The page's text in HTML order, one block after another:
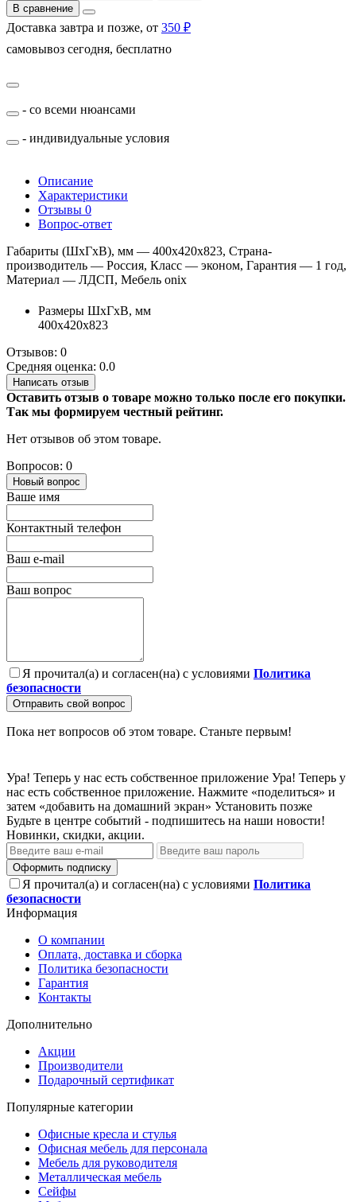
В сравнение
Доставка завтра и позже, от 350 ₽
самовывоз сегодня, бесплатно
- со всеми нюансами
- индивидуальные условия
Описание
Характеристики
Отзывы 0
Вопрос-ответ
Габариты (ШхГхВ), мм — 400х420х823, Страна-
производитель — Россия, Класс — эконом, Гарантия — 1 год,
Материал — ЛДСП, Мебель onix
Размеры ШхГхВ, мм
400х420х823
Отзывов: 0
Средняя оценка: 0.0
Написать отзыв
Оставить отзыв о товаре можно только после его покупки.
Так мы формируем честный рейтинг.
Нет отзывов об этом товаре.
Вопросов: 0
Новый вопрос
Ваше имя
Контактный телефон
Ваш e-mail
Ваш вопрос
Я прочитал(а) и согласен(на) с условиями Политика
безопасности
Отправить свой вопрос
Пока нет вопросов об этом товаре. Станьте первым!
Ура! Теперь у нас есть собственное приложение Ура! Теперь у
нас есть собственное приложение. Нажмите «поделиться» и
затем «добавить на домашний экран» Установить позже
Будьте в центре событий - подпишитесь на наши новости!
Новинки, скидки, акции.
Оформить подписку
Я прочитал(а) и согласен(на) с условиями Политика
безопасности
Информация
О компании
Оплата, доставка и сборка
Политика безопасности
Гарантия
Контакты
Дополнительно
Акции
Производители
Подарочный сертификат
Популярные категории
Офисные кресла и стулья
Офисная мебель для персонала
Мебель для руководителя
Металлическая мебель
Сейфы